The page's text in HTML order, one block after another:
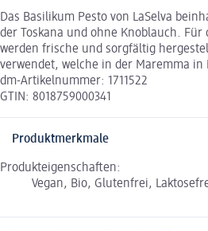
Das Basilikum Pesto von LaSelva
der Toskana und ohne Knoblauch. Für
werden frische und sorgfältig
verwendet, welche in der Maremma in
dm-Artikelnummer: 1711522
GTIN: 8018759000341
Produktmerkmale
Produkteigenschaften:
Vegan, Bio, Glutenfrei,